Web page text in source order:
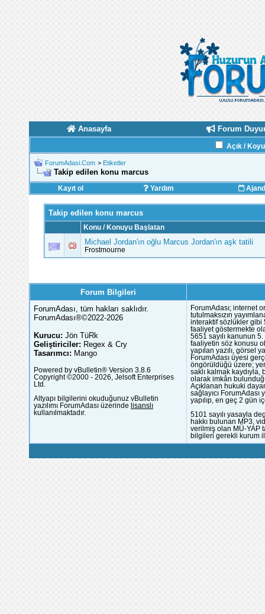
Anasayfa Forum
Açık /
ForumAdasi.Com > Etiketler
Takip edilen konu marcus
Kayıt ol Yardım
Takip edilen konu marcus
Konu / Konuyu Başlatan
Michael Jordan'ın oğlu Marcus Jordan'ın aşk tatili
Frostmourne
Forum Bilgileri
ForumAdası, tüm hakları saklıdır.
ForumAdası®©2022-2026
Kurucu: Jön TüRk
Geliştiriciler: Regex & Cry
Tasarımcı: Mango
Powered by vBulletin® Version 3.8.6
Copyright ©2000 - 2026, Jelsoft Enterprises
Ltd.
Altyapı bilgilerini okuduğunuz vBulletin
yazılımı ForumAdası üzerinde lisanslı
kullanılmaktadır.
ForumAdası; internet
tutulmaksızın
interaktif sözlükler gibi
faaliyet göstermekte
5651 sayılı kanunun
faaliyetin söz konusu
yapılan yazılı, görsel
ForumAdası üyesi
öngörüldüğü üzere;
saklı kalmak
olarak imkân
Açıklanan hukuki
sağlayıcı
yapılıp, en geç 2 gün
5101 sayılı yasayla
hakkı bulunan MP3,
verilmiş olan MÜ-YAP
bilgileri gerekli kurum